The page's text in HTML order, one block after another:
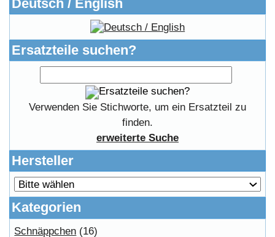
Bewerbungen
Affiliates
Information
Ersatzteile Gebrauchte Geldverdienen
Powered byosCommerce